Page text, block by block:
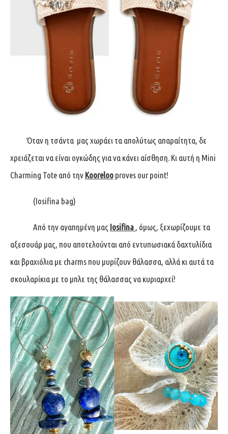
Όταν η τσάντα μας χωράει τα απολύτως απαραίτητα, δε
χρειάζεται να είναι ογκώδης για να κάνει αίσθηση. Κι αυτή η Mini
Charming Tote από την Kooreloo proves our point!
(Iosifina bag)
Από την αγαπημένη μας Iosifina , όμως, ξεχωρίζουμε τα
αξεσουάρ μας, που αποτελούνται από εντυπωσιακά δαχτυλίδια
και βραχιόλια με charms που μυρίζουν θάλασσα, αλλά κι αυτά τα
σκουλαρίκια με το μπλε της θάλασσας να κυριαρχεί!